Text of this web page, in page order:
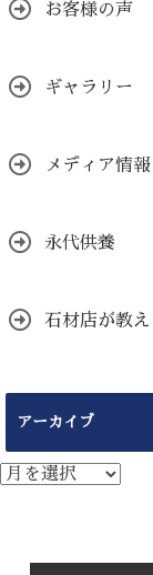
お客様の声
ギャラリー
メディア情報
永代供養
石材店が教
アーカイブ
ア
ー